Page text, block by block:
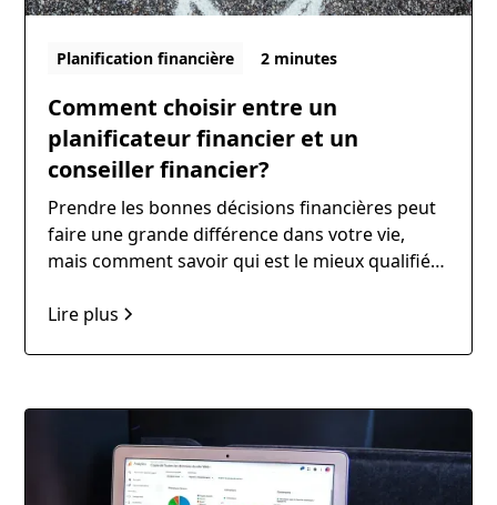
Planification financière 2 minutes
Comment choisir entre un
planificateur financier et un
conseiller financier?
Prendre les bonnes décisions financières peut
faire une grande différence dans votre vie,
mais comment savoir qui est le mieux qualifié
Lire plus